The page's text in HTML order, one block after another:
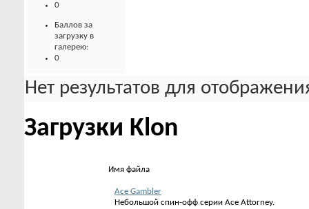
0
Баллов за
загрузку в
галерею:
0
Нет результатов для
Загрузки Klon
Имя файла
Ace Gambler
Небольшой спин-офф серии Ace Attorney.